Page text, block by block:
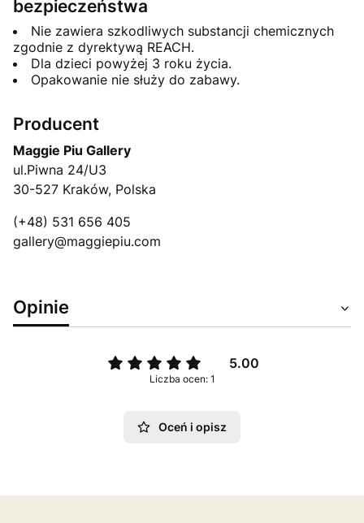
bezpieczeństwa
Nie zawiera szkodliwych substancji chemicznych
zgodnie z dyrektywą REACH.
Dla dzieci powyżej 3 roku życia.
Opakowanie nie służy do zabawy.
Producent
Maggie Piu Gallery
ul.Piwna 24/U3
30-527 Kraków, Polska
(+48) 531 656 405
gallery@maggiepiu.com
Opinie
5.00
Liczba ocen: 1
Oceń i opisz